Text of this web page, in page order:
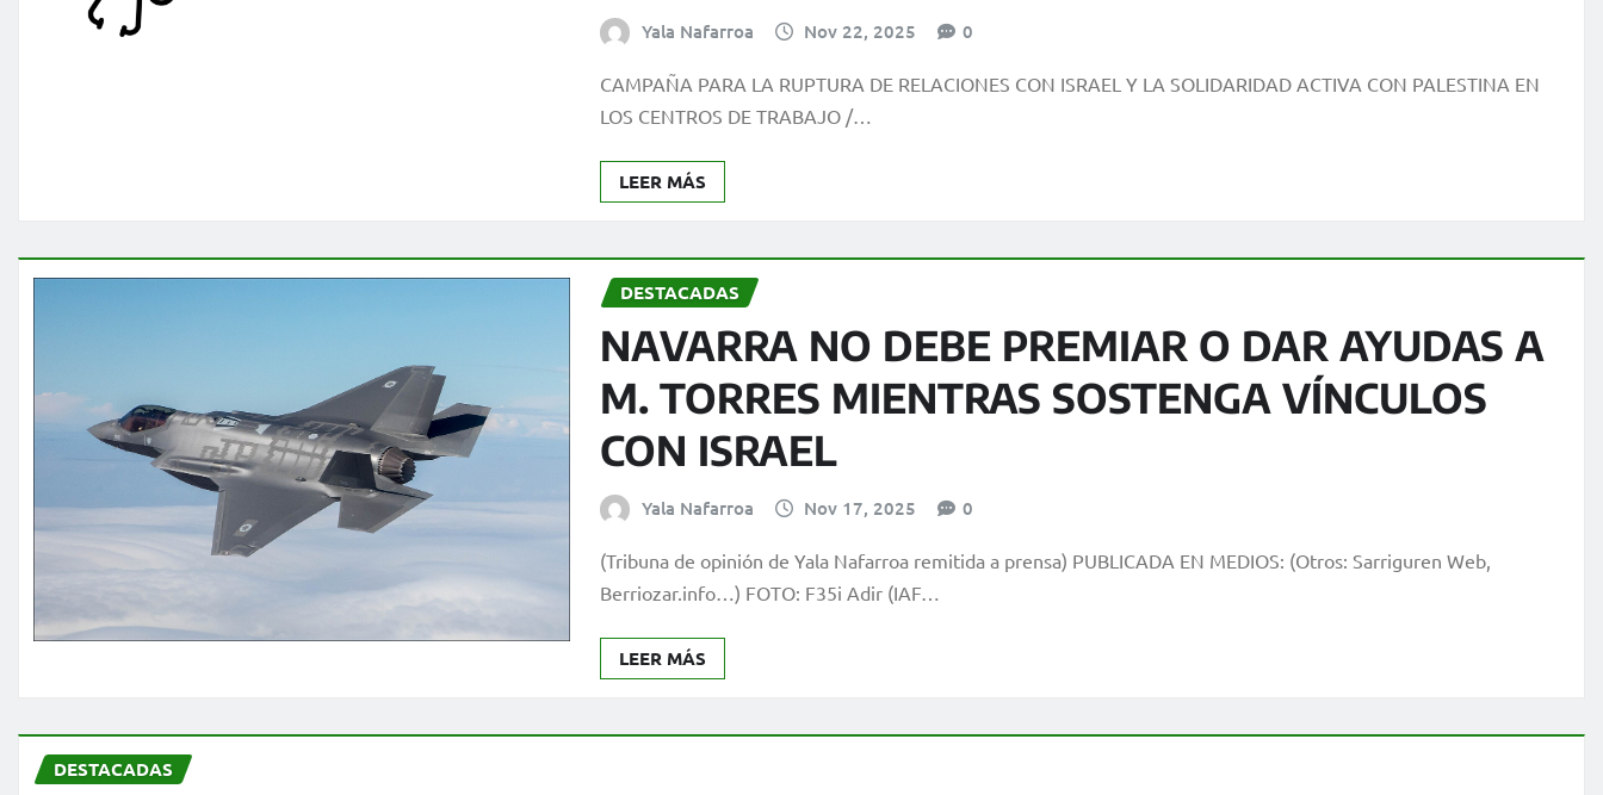
Yala Nafarroa Nov 22, 2025 0
CAMPAÑA PARA LA RUPTURA DE RELACIONES CON ISRAEL Y LA SOLIDARIDAD ACTIVA CON PALESTINA EN
LOS CENTROS DE TRABAJO /…
LEER MÁS
DESTACADAS
NAVARRA NO DEBE PREMIAR O DAR AYUDAS A
M. TORRES MIENTRAS SOSTENGA VÍNCULOS
CON ISRAEL
Yala Nafarroa Nov 17, 2025 0
(Tribuna de opinión de Yala Nafarroa remitida a prensa) PUBLICADA EN MEDIOS: (Otros: Sarriguren Web,
Berriozar.info…) FOTO: F35i Adir (IAF…
LEER MÁS
DESTACADAS